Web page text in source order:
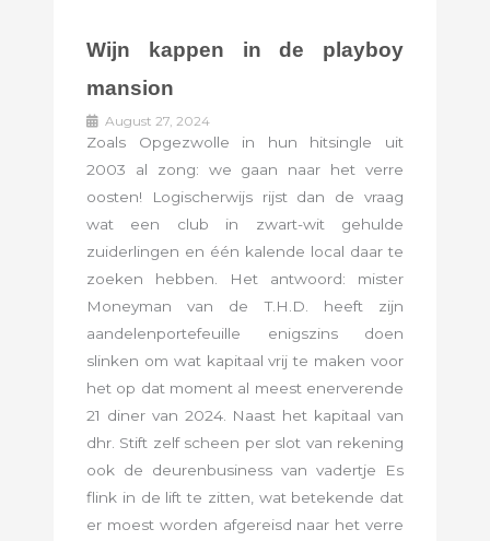
Wijn kappen in de playboy
mansion
August 27, 2024
Zoals Opgezwolle in hun hitsingle uit
2003 al zong: we gaan naar het verre
oosten! Logischerwijs rijst dan de vraag
wat een club in zwart-wit gehulde
zuiderlingen en één kalende local daar te
zoeken hebben. Het antwoord: mister
Moneyman van de T.H.D. heeft zijn
aandelenportefeuille enigszins doen
slinken om wat kapitaal vrij te maken voor
het op dat moment al meest enerverende
21 diner van 2024. Naast het kapitaal van
dhr. Stift zelf scheen per slot van rekening
ook de deurenbusiness van vadertje Es
flink in de lift te zitten, wat betekende dat
er moest worden afgereisd naar het verre